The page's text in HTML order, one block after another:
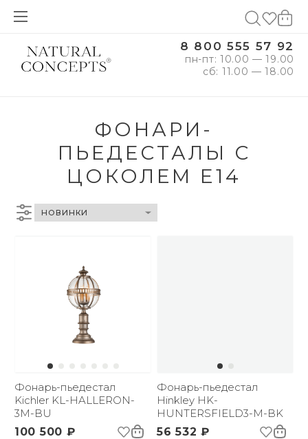
8 800 555 57 92
пн-пт: 10.00 — 19.00
сб: 11.00 — 18.00
ФОНАРИ-
ПЬЕДЕСТАЛЫ С
ЦОКОЛЕМ E14
Фонарь-пьедестал
Kichler KL-HALLERON-
3M-BU
100 500 ₽
Фонарь-пьедестал
Hinkley HK-
HUNTERSFIELD3-M-BK
56 532 ₽